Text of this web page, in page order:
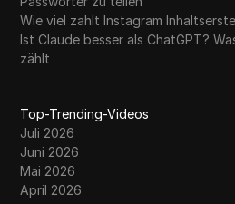
Wie viel zahlt Instagram
Ist Claude besser als ChatGPT?
zählt
Top-Trending-Videos
Juli 2026
Juni 2026
Mai 2026
April 2026